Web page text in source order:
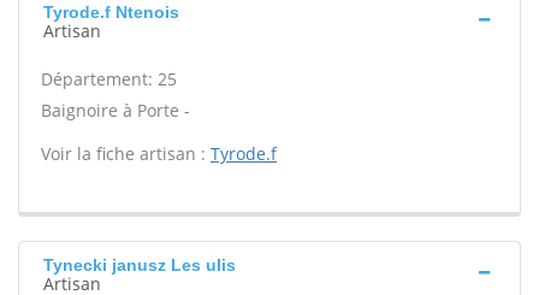
Tyrode.f Ntenois
Artisan
Département: 25
Baignoire à Porte -
Voir la fiche artisan : Tyrode.f
Tynecki janusz Les ulis
Artisan